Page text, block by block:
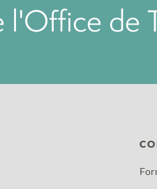
l'Office de